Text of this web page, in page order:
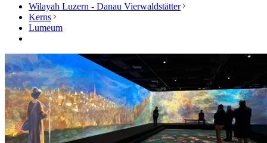
Wilayah Luzern - Danau Vierwaldstätter
Kerns
Lumeum